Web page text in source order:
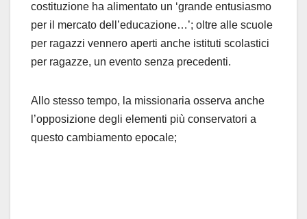
costituzione ha alimentato un ‘grande entusiasmo
per il mercato dell’educazione…’; oltre alle scuole
per ragazzi vennero aperti anche istituti scolastici
per ragazze, un evento senza precedenti.
Allo stesso tempo, la missionaria osserva anche
l’opposizione degli elementi più conservatori a
questo cambiamento epocale;